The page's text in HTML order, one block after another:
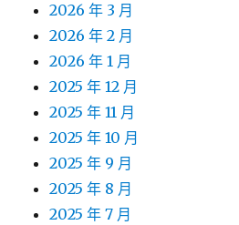
2026 年 3 月
2026 年 2 月
2026 年 1 月
2025 年 12 月
2025 年 11 月
2025 年 10 月
2025 年 9 月
2025 年 8 月
2025 年 7 月